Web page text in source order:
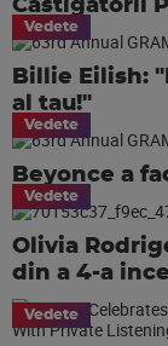
Castigatorii
Vedete
Billie Eilish:
al tau!"
Vedete
Beyonce a
Vedete
Olivia
din a 4-a
Vedete